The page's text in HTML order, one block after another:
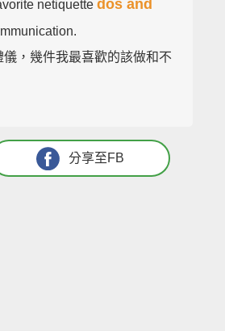
netiquettedos and
，幾件我最喜歡的該做和不
分享至FB